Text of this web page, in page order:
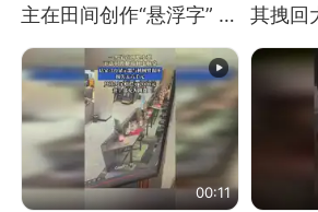
主在田间创作“悬浮字” 网
其拽回
消息）
00:11